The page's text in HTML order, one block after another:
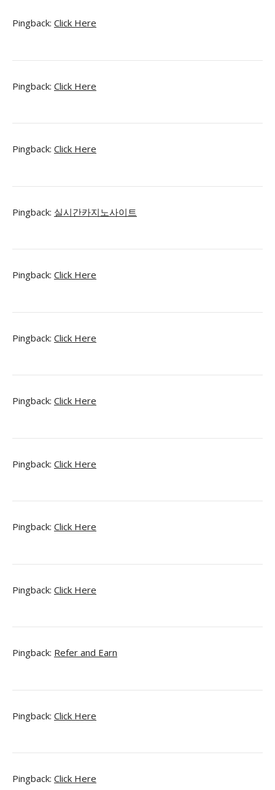
Pingback: Click Here
Pingback: Click Here
Pingback: Click Here
Pingback: 실시간카지노사이트
Pingback: Click Here
Pingback: Click Here
Pingback: Click Here
Pingback: Click Here
Pingback: Click Here
Pingback: Click Here
Pingback: Refer and Earn
Pingback: Click Here
Pingback: Click Here